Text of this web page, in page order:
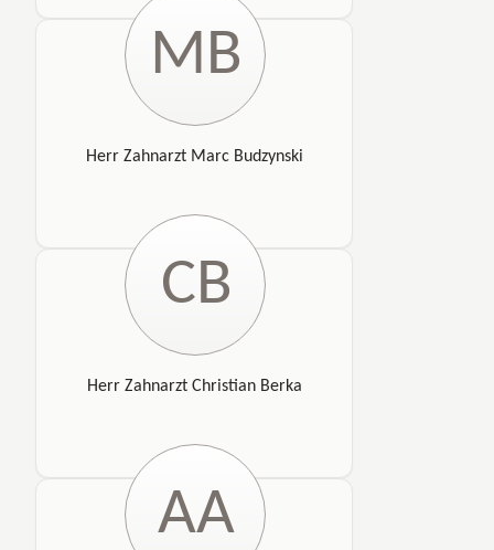
MB
Herr Zahnarzt Marc Budzynski
CB
Herr Zahnarzt Christian Berka
AA